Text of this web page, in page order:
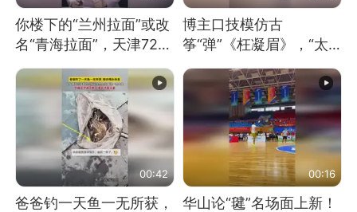
你楼下的“兰州拉面”或改
名“青海拉面”，天津72家
博主口技模仿古
筝“弹”《枉凝眉》，“太
吗？”“或将成为首位考级
不带古筝的选手。”（来
源：新华每日电讯）
00:42
爸爸钓一天鱼一无所获，
00:16
华山论“毽”名场面上新！